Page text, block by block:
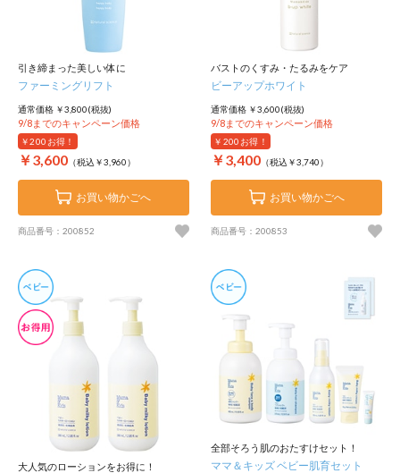
引き締まった美しい体に
ファーミングリフト
通常価格 ￥3,800(税抜)
9/8までのキャンペーン価格
￥200 お得！
￥3,600 （税込￥3,960）
お買い物かごへ
商品番号：200852
バストのくすみ・たるみをケア
ビーアップホワイト
通常価格 ￥3,600(税抜)
9/8までのキャンペーン価格
￥200 お得！
￥3,400 （税込￥3,740）
お買い物かごへ
商品番号：200853
大人気のローションをお得に！
全部そろう肌のおたすけセット！
ママ＆キッズ ベビー肌育セット